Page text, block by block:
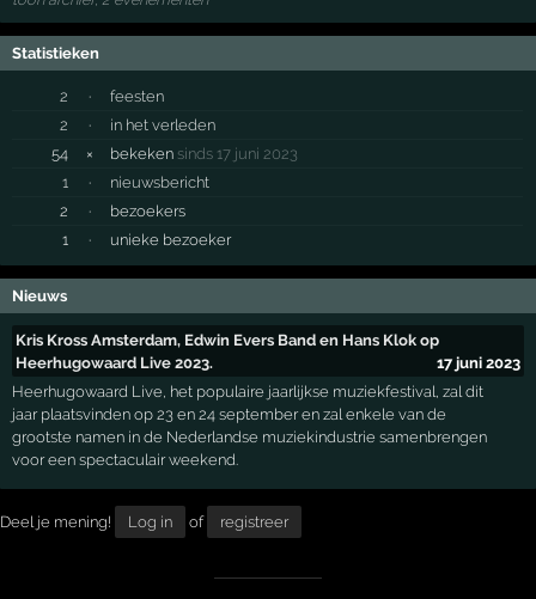
Statistieken
2 ·
feesten
2
·
in het verleden
54
× bekeken sinds 17 juni 2023
1
·
nieuwsbericht
2
·
bezoekers
1
· unieke bezoeker
Nieuws
Kris Kross Amsterdam, Edwin Evers Band en Hans Klok op
Heerhugowaard Live 2023.
17 juni 2023
Heerhugowaard Live, het populaire jaarlijkse muziekfestival, zal dit
jaar plaatsvinden op 23 en 24 september en zal enkele van de
grootste namen in de Nederlandse muziekindustrie samenbrengen
voor een spectaculair weekend.
Deel je mening! Log in of registreer